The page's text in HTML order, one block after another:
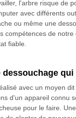
l'arbre risque de
avec différents
ou même une
compétences de notre
fiable.
dessouchage
avec un moyen
d'un appareil connu
pour le faire.